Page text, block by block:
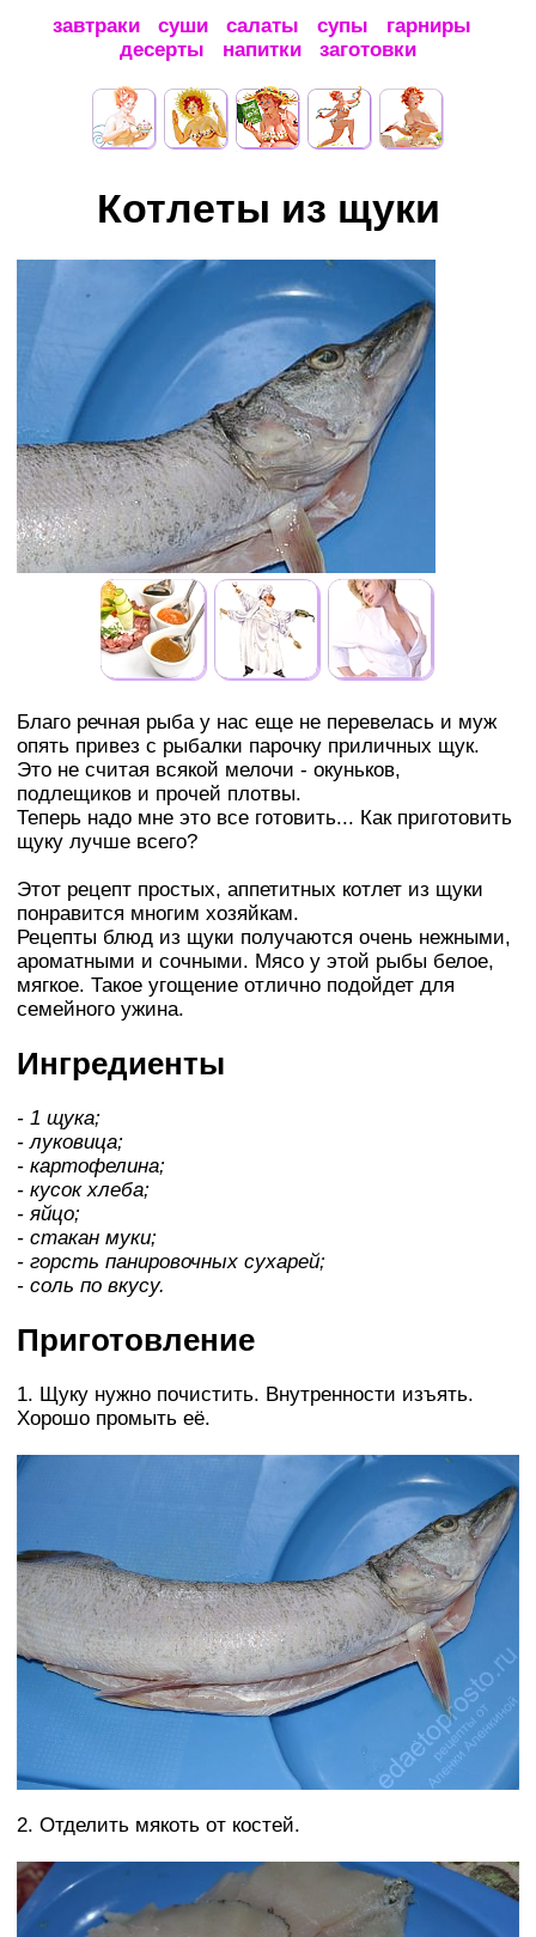
завтраки суши салаты супы
гарниры
десерты
напитки заготовки
Котлеты из щуки
Благо речная рыба у нас еще не перевелась и муж
опять привез с рыбалки парочку приличных щук.
Это не считая всякой мелочи - окуньков,
подлещиков и прочей плотвы.
Теперь надо мне это все готовить... Как приготовить
щуку лучше всего?
Этот рецепт простых, аппетитных котлет из щуки
понравится многим хозяйкам.
Рецепты блюд из щуки получаются очень нежными,
ароматными и сочными. Мясо у этой рыбы белое,
мягкое. Такое угощение отлично подойдет для
семейного ужина.
Ингредиенты
- 1 щука;
- луковица;
- картофелина;
- кусок хлеба;
- яйцо;
- стакан муки;
- горсть панировочных сухарей;
- соль по вкусу.
Приготовление
1. Щуку нужно почистить. Внутренности изъять.
Хорошо промыть её.
2. Отделить мякоть от костей.